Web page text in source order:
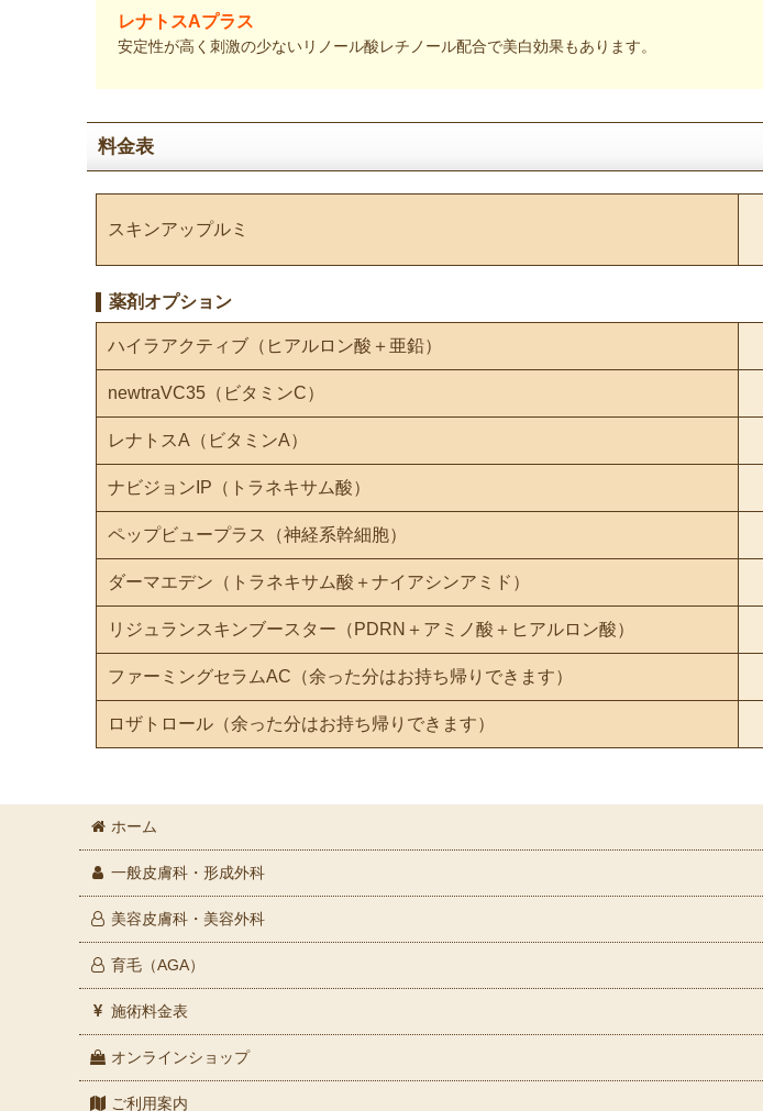
レナトスAプラス
安定性が高く刺激の少ないリノール酸レチノール配合で美白効果もあります。
料金表
スキンアップルミ
薬剤オプション
ハイラアクティブ（ヒアルロン酸＋亜鉛）
newtraVC35（ビタミンC）
レナトスA（ビタミンA）
ナビジョンIP（トラネキサム酸）
ペップビュープラス（神経系幹細胞）
ダーマエデン（トラネキサム酸＋ナイアシンアミド）
リジュランスキンブースター（PDRN＋アミノ酸＋ヒアルロン酸）
ファーミングセラムAC（余った分はお持ち帰りできます）
ロザトロール（余った分はお持ち帰りできます）
ホーム
一般皮膚科・形成外科
美容皮膚科・美容外科
育毛（AGA）
施術料金表
オンラインショップ
ご利用案内